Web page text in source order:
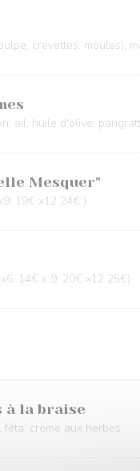
crevettes, moules),
ail, huile d'olive,
Mesquer"
19€ x12 24€ )
14€ x 9: 20€ x12 25€)
la braise
fêta, crème aux herbes